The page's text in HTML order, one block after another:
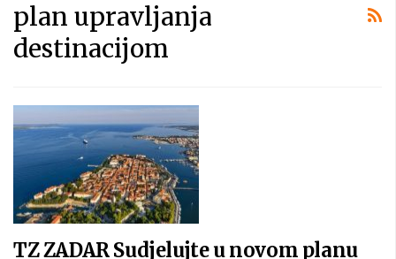
plan upravljanja
destinacijom
TZ ZADAR Sudjelujte u novom planu